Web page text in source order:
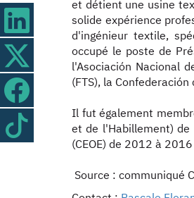
et détient une usine
solide expérience
d'ingénieur textile,
occupé le poste de
l'Asociación Nacional
(FTS), la
Il fut également
et de l'Habillement) de
(CEOE) de 2012 à
Source : communiqué